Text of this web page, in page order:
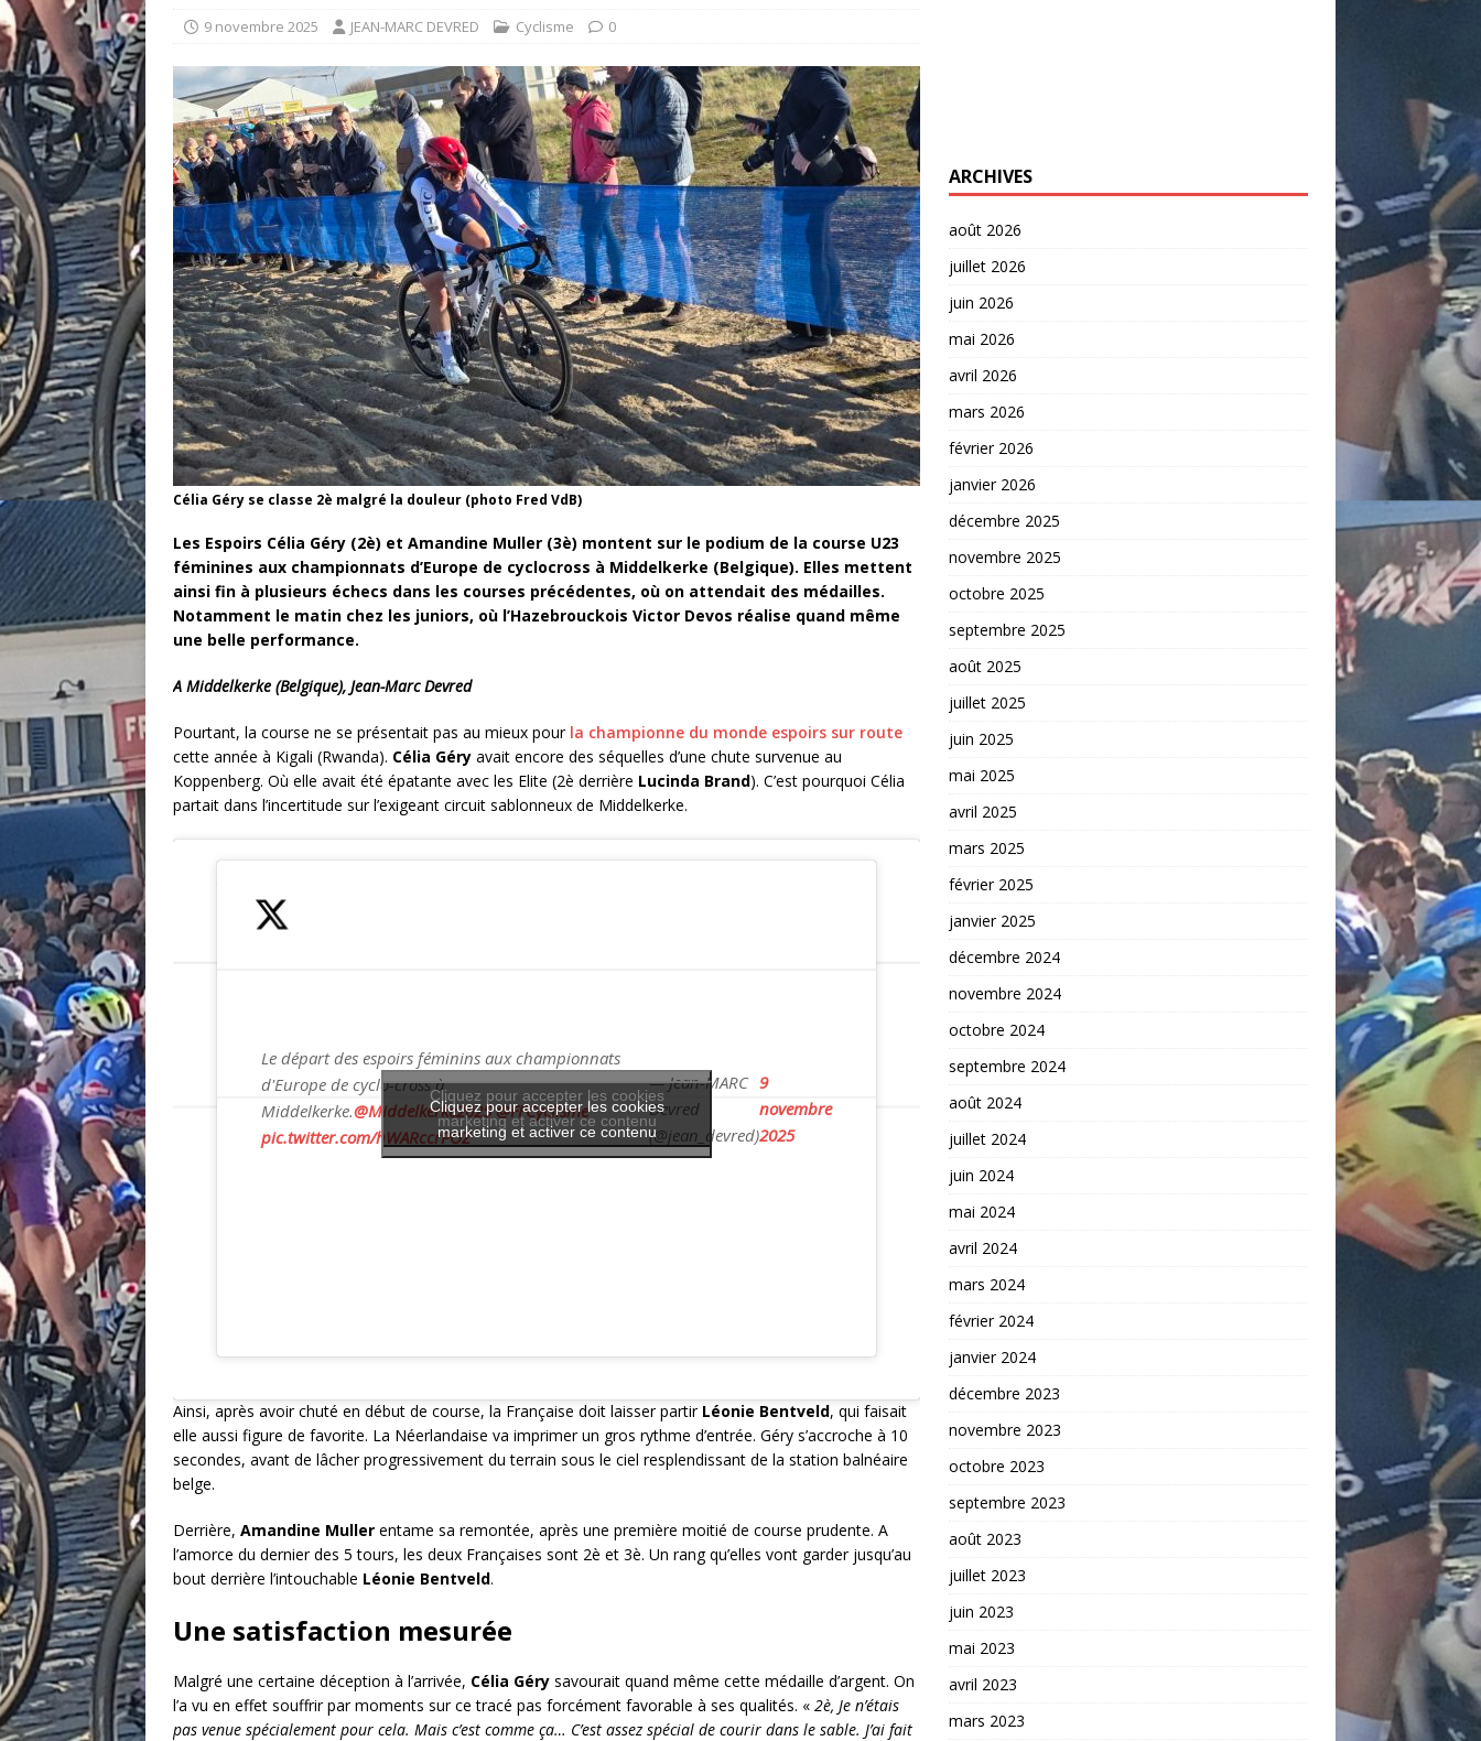
9 novembre 2025 JEAN-MARC DEVRED Cyclisme 0
Célia Géry se classe 2è malgré la douleur (photo Fred VdB)
Les Espoirs Célia Géry (2è) et Amandine Muller (3è) montent sur le podium de la course U23
féminines aux championnats d’Europe de cyclocross à Middelkerke (Belgique). Elles mettent
ainsi fin à plusieurs échecs dans les courses précédentes, où on attendait des médailles.
Notamment le matin chez les juniors, où l’Hazebrouckois Victor Devos réalise quand même
une belle performance.
A Middelkerke (Belgique), Jean-Marc Devred
Pourtant, la course ne se présentait pas au mieux pourla championne du monde espoirs sur route
cette année à Kigali (Rwanda). Célia Géry avait encore des séquelles d’une chute survenue au
Koppenberg. Où elle avait été épatante avec les Elite (2è derrière Lucinda Brand). C’est pourquoi Célia
partait dans l’incertitude sur l’exigeant circuit sablonneux de Middelkerke.
Le départ des espoirs féminins aux championnats
d'Europe de cyclo-cross à
Middelkerke.@Middelkerke2025 @FFCyclisme
pic.twitter.com/hWARccrPOZ
— Jean-MARC
Devred
(@jean_devred)
9
novembre
2025
Cliquez pour accepter les cookies
marketing et activer ce contenu
Cliquez pour accepter les cookies
marketing et activer ce contenu
Ainsi, après avoir chuté en début de course, la Française doit laisser partir Léonie Bentveld, qui faisait
elle aussi figure de favorite. La Néerlandaise va imprimer un gros rythme d’entrée. Géry s’accroche à 10
secondes, avant de lâcher progressivement du terrain sous le ciel resplendissant de la station balnéaire
belge.
Derrière, Amandine Muller entame sa remontée, après une première moitié de course prudente. A
l’amorce du dernier des 5 tours, les deux Françaises sont 2è et 3è. Un rang qu’elles vont garder jusqu’au
bout derrière l’intouchable Léonie Bentveld.
Une satisfaction mesurée
Malgré une certaine déception à l’arrivée, Célia Géry savourait quand même cette médaille d’argent. On
l’a vu en effet souffrir par moments sur ce tracé pas forcément favorable à ses qualités. « 2è, Je n’étais
pas venue spécialement pour cela. Mais c’est comme ça… C’est assez spécial de courir dans le sable. J’ai fait
ARCHIVES
août 2026
juillet 2026
juin 2026
mai 2026
avril 2026
mars 2026
février 2026
janvier 2026
décembre 2025
novembre 2025
octobre 2025
septembre 2025
août 2025
juillet 2025
juin 2025
mai 2025
avril 2025
mars 2025
février 2025
janvier 2025
décembre 2024
novembre 2024
octobre 2024
septembre 2024
août 2024
juillet 2024
juin 2024
mai 2024
avril 2024
mars 2024
février 2024
janvier 2024
décembre 2023
novembre 2023
octobre 2023
septembre 2023
août 2023
juillet 2023
juin 2023
mai 2023
avril 2023
mars 2023